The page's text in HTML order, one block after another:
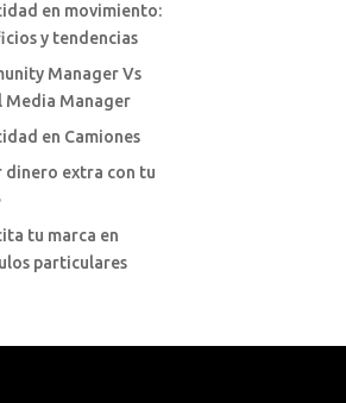
en movimiento:
y tendencias
Manager Vs
Media Manager
en Camiones
dinero extra con tu
tu marca en
particulares